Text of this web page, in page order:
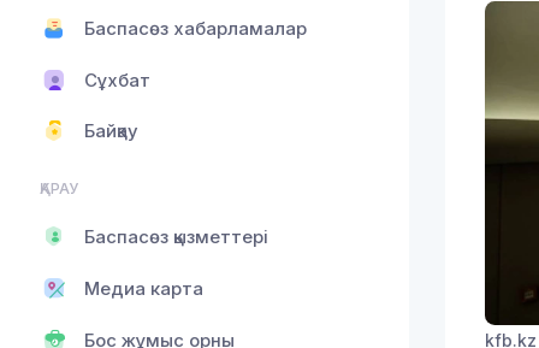
Баспасөз хабарламалар
Сұхбат
Байқау
ҚАРАУ
Баспасөз қызметтері
Медиа карта
Бос жұмыс орны kfb.kz